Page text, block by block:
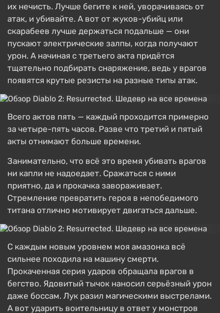
их нечисть. Лучше бегите к ней, уворачиваясь от
атак, и убивайте. А вот от жуков-убийц или
скарабеев лучше держаться подальше — они
пускают электрические залпы, когда получают
урон. А начиная с третьего акта придётся
тщательно подбирать снаряжение, ведь у врагов
появятся крутые резисты на разные типы атак.
Всего актов пять — каждый проходится примерно
за четыре-пять часов. Разве что третий и пятый
акты отнимают больше времени.
Занимательно, что всё это время убивать врагов
ни капли не надоедает. Сражаться с ними
приятно, да и прокачка завораживает.
Стремление превратить героя в непобедимого
титана отлично мотивирует двигаться дальше.
С каждым новым уровнем моя амазонка всё
сильнее походила на машину смерти.
Прокаченная серия ударов обращала врагов в
бегство. Ядовитый тычок наносил серьёзный урон
даже боссам. Лук разил магическими выстрелами.
А вот ударить воительницу в ответ у монстров